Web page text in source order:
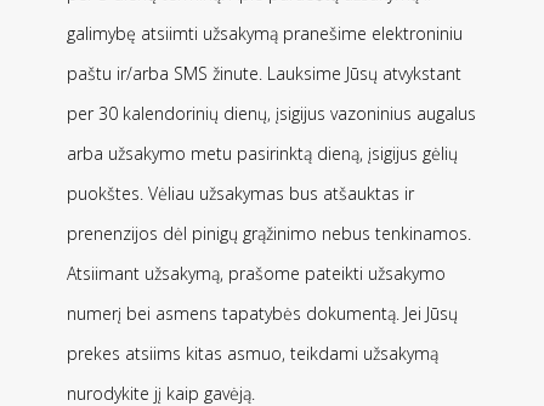
galimybę atsiimti užsakymą pranešime elektroniniu
paštu ir/arba SMS žinute. Lauksime Jūsų atvykstant
per 30 kalendorinių dienų, įsigijus vazoninius augalus
arba užsakymo metu pasirinktą dieną, įsigijus gėlių
puokštes. Vėliau užsakymas bus atšauktas ir
prenenzijos dėl pinigų grąžinimo nebus tenkinamos.
Atsiimant užsakymą, prašome pateikti užsakymo
numerį bei asmens tapatybės dokumentą. Jei Jūsų
prekes atsiims kitas asmuo, teikdami užsakymą
nurodykite jį kaip gavėją.